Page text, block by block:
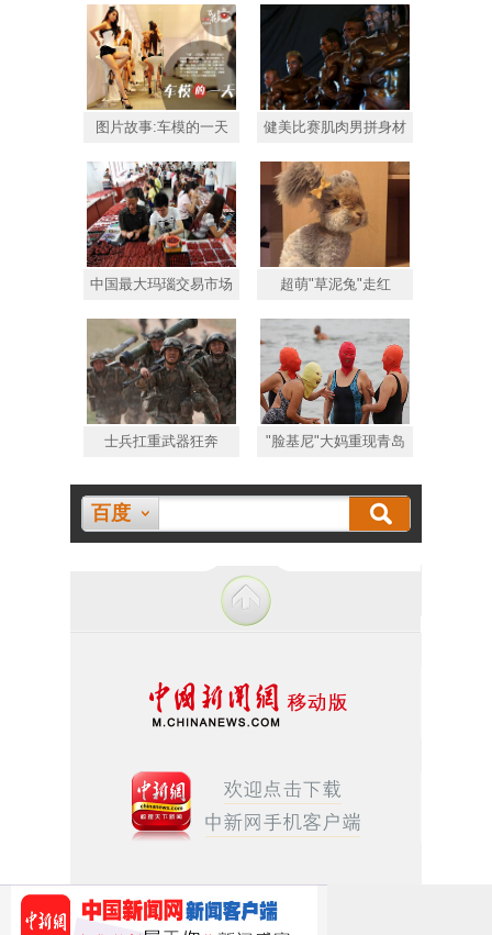
图片故事:车模的一天 健美比赛肌肉男拼身材
中国最大玛瑙交易市场 超萌"草泥兔"走红
士兵扛重武器狂奔 "脸基尼"大妈重现青岛
百度
[网上传播视听节目许可证(0106168)]
[京ICP证040655号]